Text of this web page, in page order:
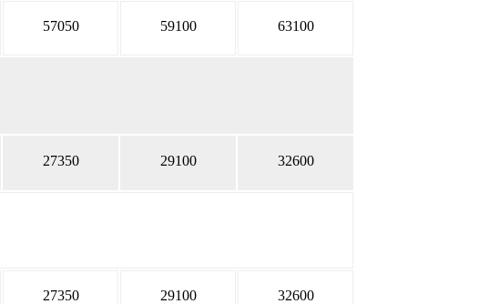
57050 59100 63100
27350 29100 32600
27350 29100 32600